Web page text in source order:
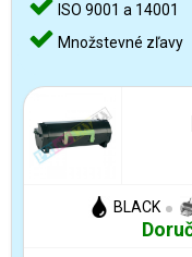
ISO 9001 a 14001
Množstevné zľavy
BLACK